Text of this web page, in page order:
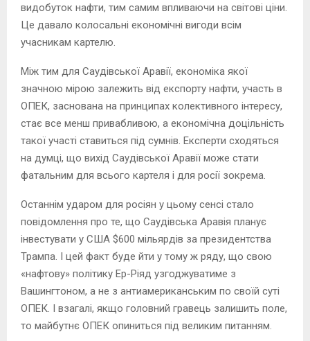
видобуток нафти, тим самим впливаючи на світові ціни.
Це давало колосальні економічні вигоди всім
учасникам картелю.
Між тим для Саудівської Аравії, економіка якої
значною мірою залежить від експорту нафти, участь в
ОПЕК, заснована на принципах колективного інтересу,
стає все менш привабливою, а економічна доцільність
такої участі ставиться під сумнів. Експерти сходяться
на думці, що вихід Саудівської Аравії може стати
фатальним для всього картеля і для росії зокрема.
Останнім ударом для росіян у цьому сенсі стало
повідомлення про те, що Саудівська Аравія планує
інвестувати у США $600 мільярдів за президентства
Трампа. І цей факт буде йти у тому ж ряду, що свою
«нафтову» політику Ер-Ріяд узгоджуватиме з
Вашингтоном, а не з антиамериканським по своїй суті
ОПЕК. І взагалі, якщо головний гравець залишить поле,
то майбутнє ОПЕК опиниться під великим питанням.